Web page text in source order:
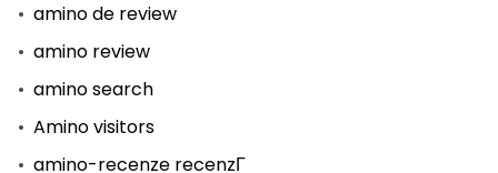
amino de review
amino review
amino search
Amino visitors
amino-recenze recenzГ­